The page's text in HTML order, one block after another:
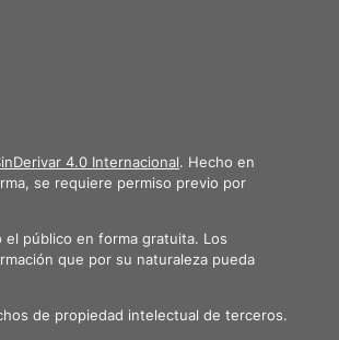
4.0 Internacional. Hecho en
se requiere permiso previo por
público en forma gratuita. Los
que por su naturaleza pueda
de propiedad intelectual de terceros.